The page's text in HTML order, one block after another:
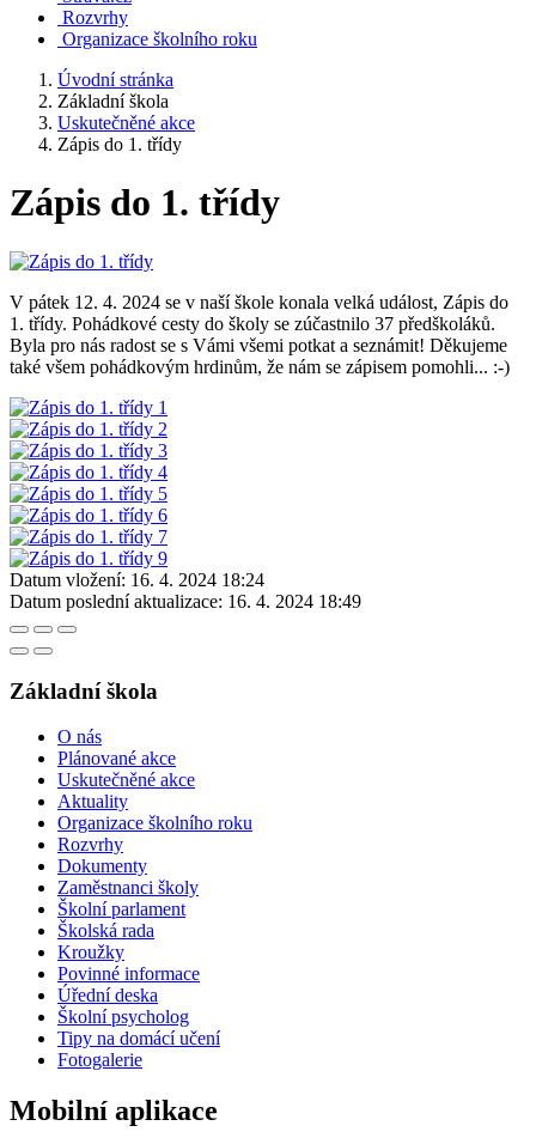
Rozvrhy
Organizace školního roku
Úvodní stránka
Základní škola
Uskutečněné akce
Zápis do 1. třídy
Zápis do 1. třídy
V pátek 12. 4. 2024 se v naší škole konala velká událost, Zápis do
1. třídy. Pohádkové cesty do školy se zúčastnilo 37 předškoláků.
Byla pro nás radost se s Vámi všemi potkat a seznámit! Děkujeme
také všem pohádkovým hrdinům, že nám se zápisem pomohli... :-)
Datum vložení: 16. 4. 2024 18:24
Datum poslední aktualizace: 16. 4. 2024 18:49
Základní škola
O nás
Plánované akce
Uskutečněné akce
Aktuality
Organizace školního roku
Rozvrhy
Dokumenty
Zaměstnanci školy
Školní parlament
Školská rada
Kroužky
Povinné informace
Úřední deska
Školní psycholog
Tipy na domácí učení
Fotogalerie
Mobilní aplikace